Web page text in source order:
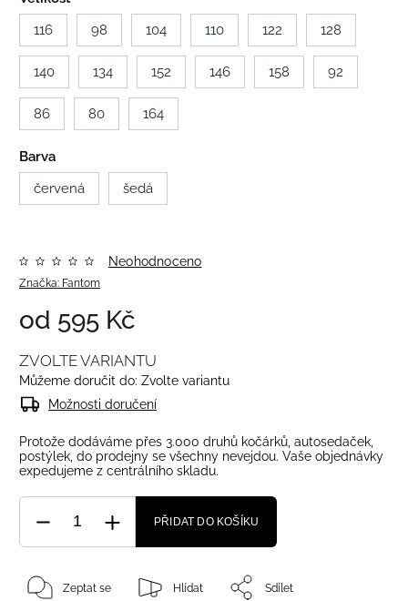
116
98 104 110 122 128
140 134 152 146 158 92
86 80 164
Barva
červená
šedá
Značka: Fantom
Neohodnoceno
od 595 Kč
ZVOLTE VARIANTU
Můžeme doručit do: Zvolte variantu
Možnosti doručení
Protože dodáváme přes 3.000 druhů kočárků, autosedaček,
postýlek, do prodejny se všechny nevejdou. Vaše objednávky
expedujeme z centrálního skladu.
PŘIDAT DO KOŠÍKU
Zeptat se Hlídat Sdílet